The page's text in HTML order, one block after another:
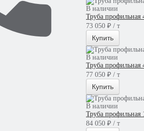
В наличии
Труба
73 050 ₽ / т
Купить
В наличии
Труба
77 050 ₽ / т
Купить
В наличии
Труба
84 050 ₽ / т